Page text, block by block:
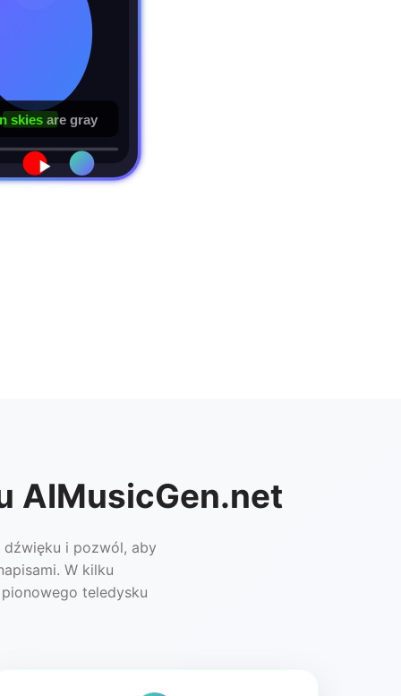
skiesare gray
AIMusicGen.net
dźwięku i pozwól, aby
W kilku
teledysku